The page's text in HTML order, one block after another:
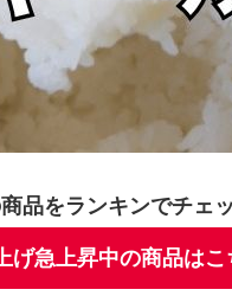
品をランキンでチェ
げ急上昇中の商品はこ